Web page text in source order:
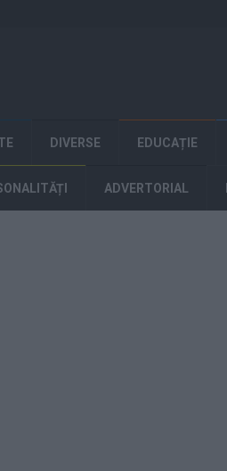
DIVERSE EDUCAȚIE
ADVERTORIAL